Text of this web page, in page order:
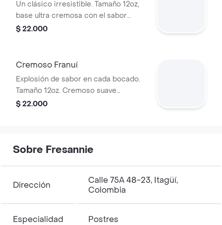
Un clásico irresistible. Tamaño 12oz,
base ultra cremosa con el sabor
intenso y dulce del arequipe, textura
Perfecto para los amantes de lo
$ 22.000
Cremoso Franuí
Explosión de sabor en cada bocado.
Tamaño 12oz. Cremoso suave
combinado con frutos rojos frescos y
perfecto.
$ 22.000
Sobre Fresannie
Dirección
Calle 75A 48-23, Itagüí,
Colombia
Especialidad Postres